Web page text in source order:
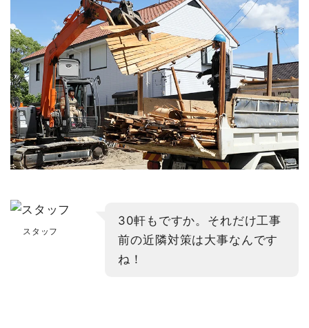
スタッフ
30軒もですか。それだけ工事
前の近隣対策は大事なんです
ね！